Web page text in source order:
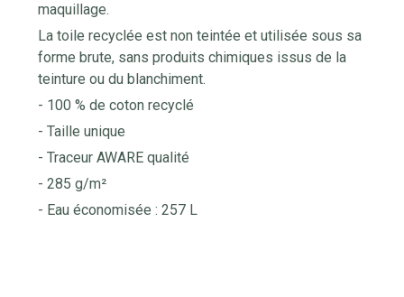
maquillage.
La toile recyclée est non teintée et utilisée sous sa
forme brute, sans produits chimiques issus de la
teinture ou du blanchiment.
- 100 % de coton recyclé
- Taille unique
- Traceur AWARE qualité
- 285 g/m²
- Eau économisée : 257 L